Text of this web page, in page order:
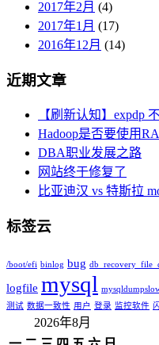
2017年2月 (4)
2017年1月 (17)
2016年12月 (14)
近期文章
【刷新认知】expdp
Hadoop是否要使用
DBA职业发展之路
网站终于修复了
比亚迪汉 vs 特斯拉
标签云
/boot/efi binlog bug
logfile mysql
测试 数据一致性 用户 登录 监控软件
2026年8月